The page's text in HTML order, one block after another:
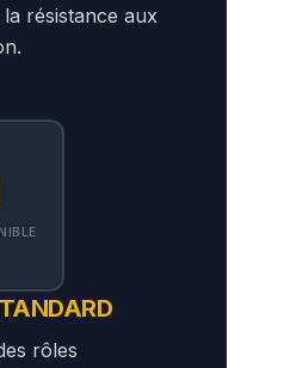
résistance aux
rôles